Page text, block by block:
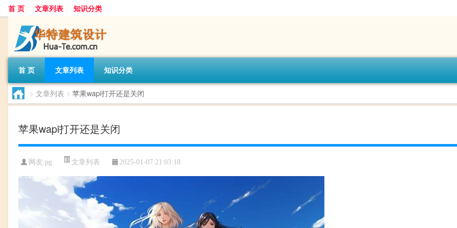
首 页 文章列表 知识分类
首 页 文章列表 知识分类
> 文章列表 > 苹果wapi打开还是关闭
苹果wapi打开还是关闭
网友:pg 文章列表 2025-01-07 21:03:18